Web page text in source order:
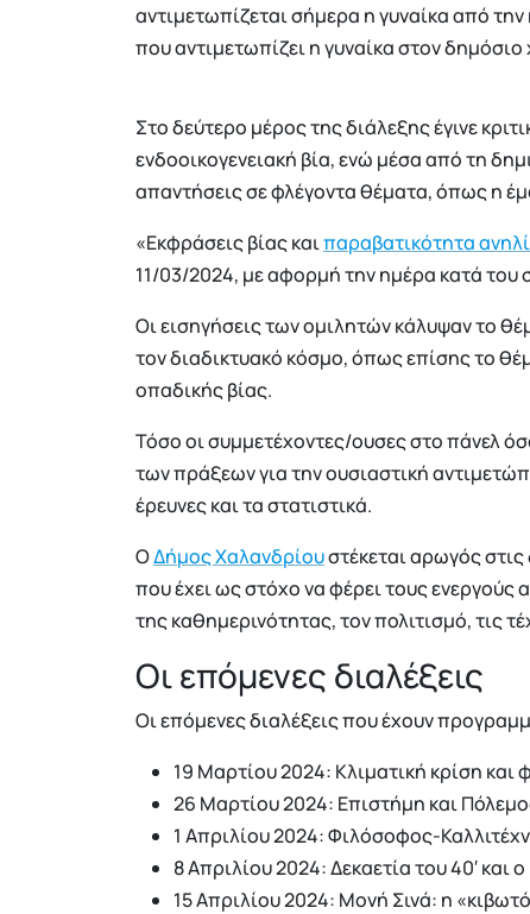
αντιμετωπίζεται σήμερα η γυναίκα από
που αντιμετωπίζει η γυναίκα στον
Στο δεύτερο μέρος της διάλεξης έγινε
ενδοοικογενειακή βία, ενώ μέσα από τη
απαντήσεις σε φλέγοντα θέματα, όπως η
«Εκφράσεις βίας καιπαραβατικότητα
11/03/2024, με αφορμή την ημέρα κατά του
Οι εισηγήσεις των ομιλητών κάλυψαν το
τον διαδικτυακό κόσμο, όπως επίσης το
οπαδικής βίας.
Τόσο οι συμμετέχοντες/ουσες στο πάνελ
των πράξεων για την ουσιαστική
έρευνες και τα στατιστικά.
ΟΔήμος Χαλανδρίουστέκεται αρωγός
που έχει ως στόχο να φέρει τους
της καθημερινότητας, τον πολιτισμό, τις
Οι επόμενες διαλέξεις
Οι επόμενες διαλέξεις που έχουν
19 Μαρτίου 2024: Κλιματική κρίση και
26 Μαρτίου 2024: Επιστήμη και
1 Απριλίου 2024: Φιλόσοφος-
8 Απριλίου 2024: Δεκαετία του 40′
15 Απριλίου 2024: Μονή Σινά: η